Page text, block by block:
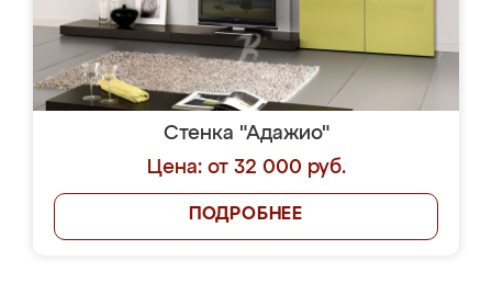
Стенка "Адажио"
Цена: от 32 000 руб.
ПОДРОБНЕЕ